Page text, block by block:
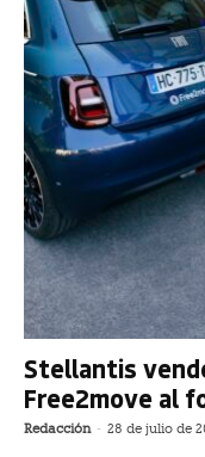
Stellantis
Free2move al
Redacción - 28 de julio de